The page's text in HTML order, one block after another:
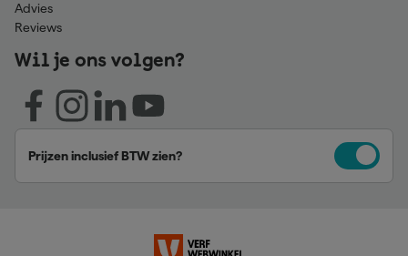
Advies
Reviews
Wil je ons volgen?
Prijzen inclusief BTW zien?